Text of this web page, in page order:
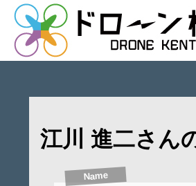
江川 進二さん
Name